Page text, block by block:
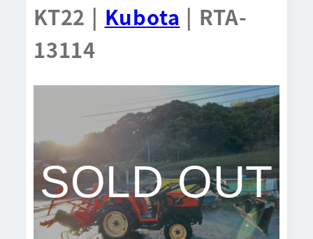
KT22 | Kubota | RTA-
13114
SOLD OUT